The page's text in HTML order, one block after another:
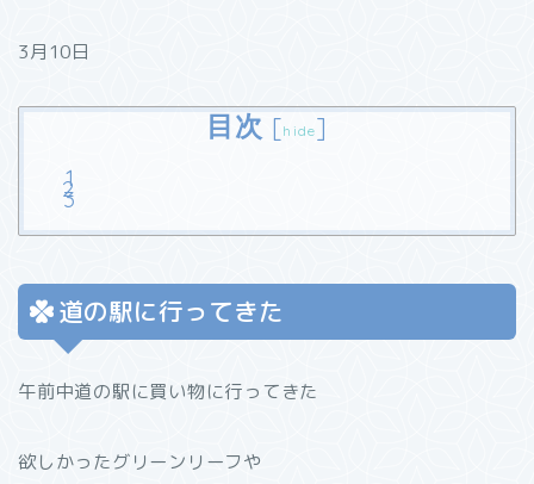
3月10日
目次 [hide]
道の駅に行ってきた
午前中道の駅に買い物に行ってきた
欲しかったグリーンリーフや